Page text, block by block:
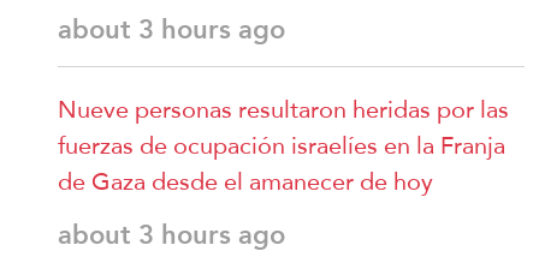
about 3 hours ago
Nueve personas resultaron heridas por las
fuerzas de ocupación israelíes en la Franja
de Gaza desde el amanecer de hoy
about 3 hours ago